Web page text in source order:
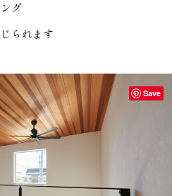
グ
られます
Save